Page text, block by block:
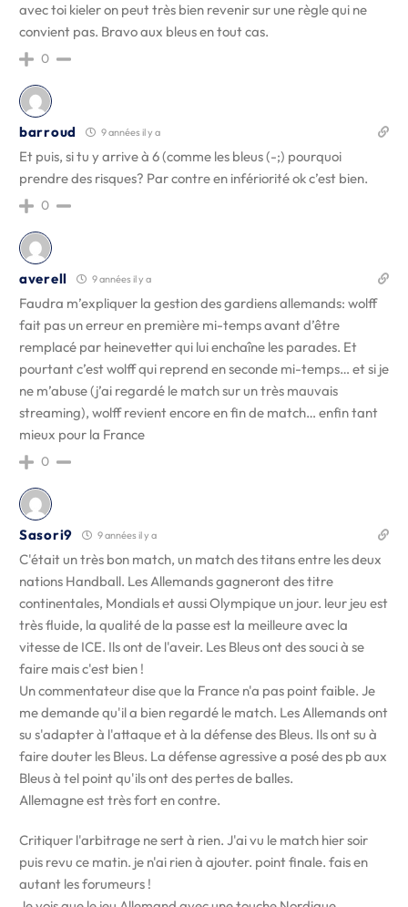
avec toi kieler on peut très bien revenir sur une règle qui ne
convient pas. Bravo aux bleus en tout cas.
0
barroud 9 années il y a
Et puis, si tu y arrive à 6 (comme les bleus (-;) pourquoi
prendre des risques? Par contre en infériorité ok c’est bien.
0
averell 9 années il y a
Faudra m’expliquer la gestion des gardiens allemands: wolff
fait pas un erreur en première mi-temps avant d’être
remplacé par heinevetter qui lui enchaîne les parades. Et
pourtant c’est wolff qui reprend en seconde mi-temps… et si je
ne m’abuse (j’ai regardé le match sur un très mauvais
streaming), wolff revient encore en fin de match… enfin tant
mieux pour la France
0
Sasori9 9 années il y a
C'était un très bon match, un match des titans entre les deux
nations Handball. Les Allemands gagneront des titre
continentales, Mondials et aussi Olympique un jour. leur jeu est
très fluide, la qualité de la passe est la meilleure avec la
vitesse de ICE. Ils ont de l'aveir. Les Bleus ont des souci à se
faire mais c'est bien !
Un commentateur dise que la France n'a pas point faible. Je
me demande qu'il a bien regardé le match. Les Allemands ont
su s'adapter à l'attaque et à la défense des Bleus. Ils ont su à
faire douter les Bleus. La défense agressive a posé des pb aux
Bleus à tel point qu'ils ont des pertes de balles.
Allemagne est très fort en contre.
Critiquer l'arbitrage ne sert à rien. J'ai vu le match hier soir
puis revu ce matin. je n'ai rien à ajouter. point finale. fais en
autant les forumeurs !